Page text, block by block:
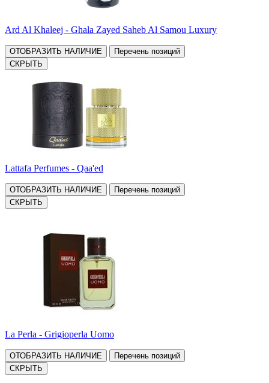
Ard Al Khaleej - Ghala Zayed Saheb Al Samou Luxury
ОТОБРАЗИТЬ НАЛИЧИЕ
Перечень позиций
СКРЫТЬ
Lattafa Perfumes - Qaa'ed
ОТОБРАЗИТЬ НАЛИЧИЕ
Перечень позиций
СКРЫТЬ
La Perla - Grigioperla Uomo
ОТОБРАЗИТЬ НАЛИЧИЕ
Перечень позиций
СКРЫТЬ